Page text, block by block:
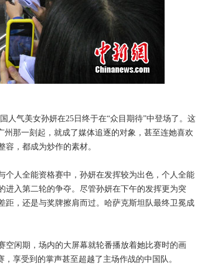
气美女孙妍在25日终于在“众目期待”中登场了。这
州那一刻起，就成了媒体追逐的对象，甚至连她喜欢
，都成为炒作的素材。
人全能资格赛中，孙妍在发挥较为出色，个人全能
进入第二轮的争夺。尽管孙妍在下午的发挥更为突
距，还是与奖牌擦肩而过。哈萨克斯坦队最终卫冕成
闲期，场内的大屏幕就轮番播放着她比赛时的画
享受到的掌声甚至超越了主场作战的中国队。